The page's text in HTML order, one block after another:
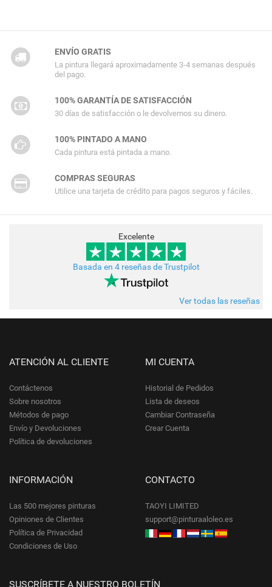
ENVÍO GRATIS
La pintura llegará aproximadamente 3-4 semanas después
del pago.
100% GARANTÍA DE SATISFACCIÓN
30 días de satisfacción o le devolvemos su dinero.
100% PINTADO A MANO
Cada pintura está pintada a mano.
COMPRAS SEGURAS
Utilice una tarjeta de crédito para pagos seguros y fáciles.
Excelente
Basada en 4 reseñas de Trustpilot
Ver todas las reseñas
ATENCIÓN AL CLIENTE
Contáctenos
Sobre nosotros
Métodos de pago
Envío y Devoluciones
Política de devoluciones
MI CUENTA
Historial de Pedidos
Lista de deseos
Cambiar Contraseña
Crear Cuenta
INFORMACIÓN
Las 500 mejores pinturas
Opiniones de Clientes
Política de Privacidad
Condiciones de Uso
CONTACTO
TAOYI LIMITED
support@pinturaaloleo.es
SUSCRÍBETE A NUESTRO BOLETÍN